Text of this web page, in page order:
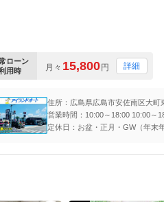
ローン
用時
月々 15,800円 詳細
住所：広島県広島市安佐南区大町
営業時間：10:00
定休日：お盆・正月・GW（年末